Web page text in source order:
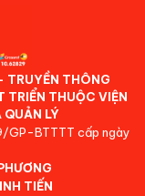
TRUYỀN THÔNG
TRIỂN THUỘC VIỆN
QUẢN LÝ
GP-BTTTT cấp ngày
TIẾN